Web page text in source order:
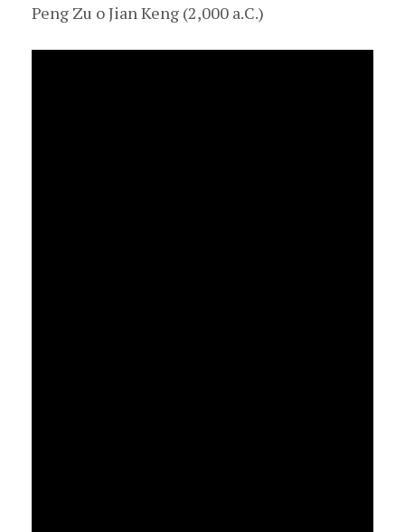
Peng Zu o Jian Keng (2,000 a.C.)